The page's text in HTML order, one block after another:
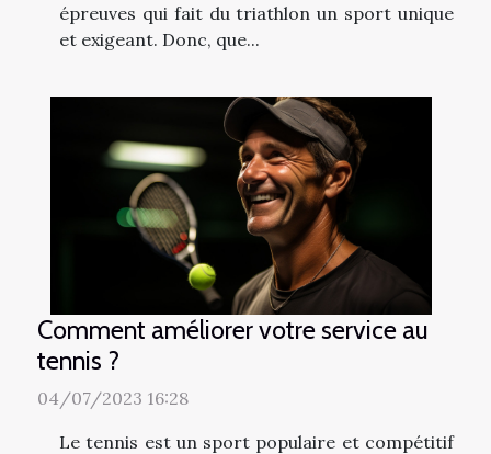
épreuves qui fait du triathlon un sport unique
et exigeant. Donc, que...
Comment améliorer votre service au
tennis ?
04/07/2023 16:28
Le tennis est un sport populaire et compétitif